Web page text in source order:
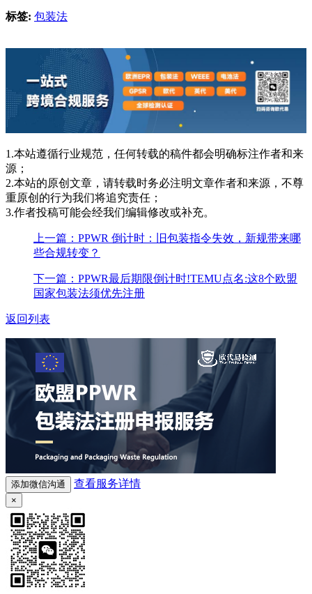
标签: 包装法
1.本站遵循行业规范，任何转载的稿件都会明确标注作者和来
源；
2.本站的原创文章，请转载时务必注明文章作者和来源，不尊
重原创的行为我们将追究责任；
3.作者投稿可能会经我们编辑修改或补充。
上一篇：PPWR 倒计时：旧包装指令失效，新规带来哪
些合规转变？
下一篇：PPWR最后期限倒计时!TEMU点名:这8个欧盟
国家包装法须优先注册
返回列表
添加微信沟通 查看服务详情
×